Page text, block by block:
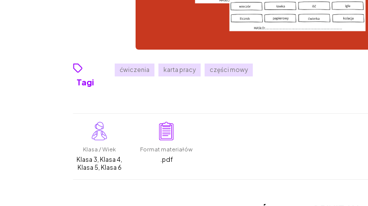
Tagi
ćwiczenia karta pracy części mowy
Klasa / Wiek
Klasa 3, Klasa 4,
Klasa 5, Klasa 6
Format materiałów
.pdf